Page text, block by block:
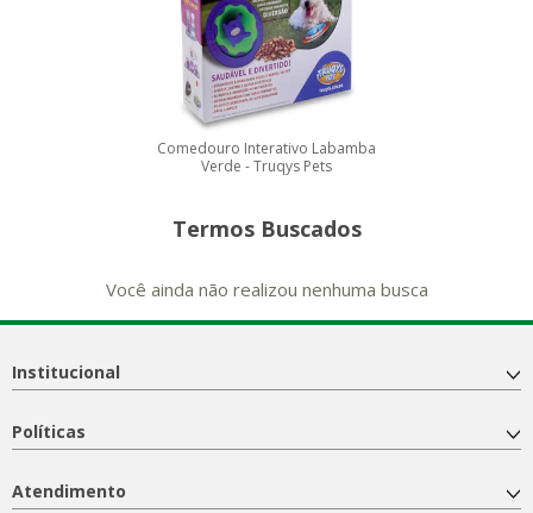
Comedouro Interativo Labamba
Verde - Truqys Pets
Termos Buscados
Você ainda não realizou nenhuma busca
Institucional
Políticas
Atendimento